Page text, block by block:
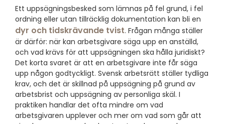
Ett uppsägningsbesked som lämnas på fel grund, i fel
ordning eller utan tillräcklig dokumentation kan bli en
dyr och tidskrävande tvist. Frågan många ställer
är därför: när kan arbetsgivare säga upp en anställd,
och vad krävs för att uppsägningen ska hålla juridiskt?
Det korta svaret är att en arbetsgivare inte får säga
upp någon godtyckligt. Svensk arbetsrätt ställer tydliga
krav, och det är skillnad på uppsägning på grund av
arbetsbrist och uppsägning av personliga skäl. I
praktiken handlar det ofta mindre om vad
arbetsgivaren upplever och mer om vad som går att